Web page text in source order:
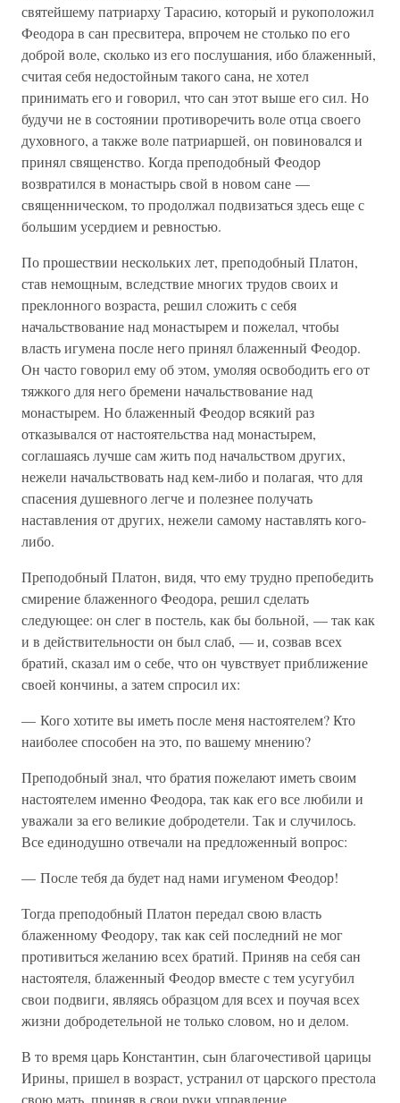
святейшему патриарху Тарасию, который и рукоположил
Феодора в сан пресвитера, впрочем не столько по его
доброй воле, сколько из его послушания, ибо блаженный,
считая себя недостойным такого сана, не хотел
принимать его и говорил, что сан этот выше его сил. Но
будучи не в состоянии противоречить воле отца своего
духовного, а также воле патриаршей, он повиновался и
принял священство. Когда преподобный Феодор
возвратился в монастырь свой в новом сане —
священническом, то продолжал подвизаться здесь еще с
большим усердием и ревностью.
По прошествии нескольких лет, преподобный Платон,
став немощным, вследствие многих трудов своих и
преклонного возраста, решил сложить с себя
начальствование над монастырем и пожелал, чтобы
власть игумена после него принял блаженный Феодор.
Он часто говорил ему об этом, умоляя освободить его от
тяжкого для него бремени начальствование над
монастырем. Но блаженный Феодор всякий раз
отказывался от настоятельства над монастырем,
соглашаясь лучше сам жить под начальством других,
нежели начальствовать над кем-либо и полагая, что для
спасения душевного легче и полезнее получать
наставления от других, нежели самому наставлять кого-
либо.
Преподобный Платон, видя, что ему трудно препобедить
смирение блаженного Феодора, решил сделать
следующее: он слег в постель, как бы больной, — так как
и в действительности он был слаб, — и, созвав всех
братий, сказал им о себе, что он чувствует приближение
своей кончины, а затем спросил их:
— Кого хотите вы иметь после меня настоятелем? Кто
наиболее способен на это, по вашему мнению?
Преподобный знал, что братия пожелают иметь своим
настоятелем именно Феодора, так как его все любили и
уважали за его великие добродетели. Так и случилось.
Все единодушно отвечали на предложенный вопрос:
— После тебя да будет над нами игуменом Феодор!
Тогда преподобный Платон передал свою власть
блаженному Феодору, так как сей последний не мог
противиться желанию всех братий. Приняв на себя сан
настоятеля, блаженный Феодор вместе с тем усугубил
свои подвиги, являясь образцом для всех и поучая всех
жизни добродетельной не только словом, но и делом.
В то время царь Константин, сын благочестивой царицы
Ирины, пришел в возраст, устранил от царского престола
свою мать, приняв в свои руки управление